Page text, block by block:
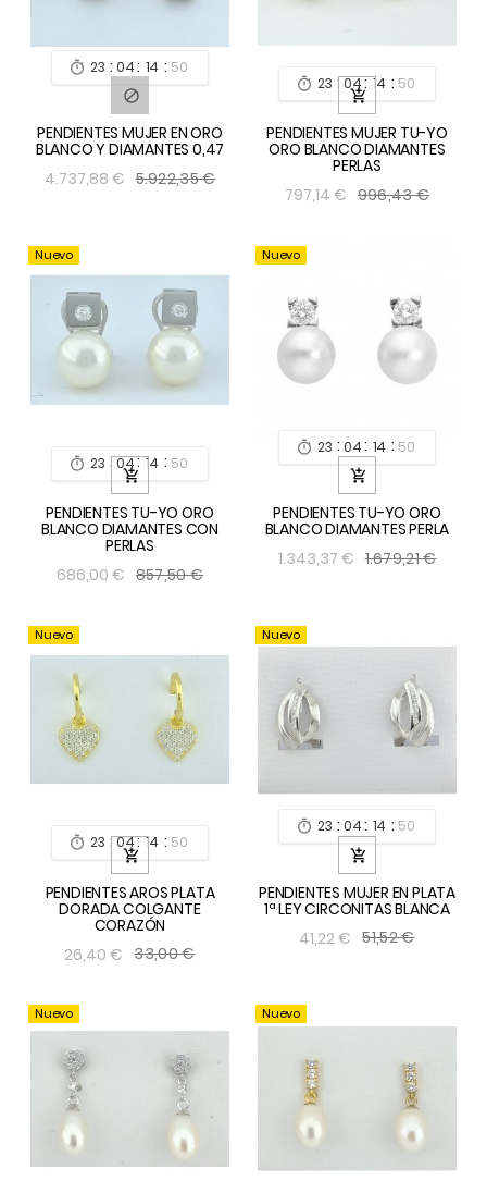
 23 : 04: 14 : 48

PENDIENTES MUJER EN ORO
BLANCO Y DIAMANTES 0,47
4.737,88 € 5.922,35 €
 23 :04: 14 : 49

PENDIENTES MUJER TU-YO
ORO BLANCO DIAMANTES
PERLAS
797,14 € 996,43 €
Nuevo
 23 :04: 14 : 49

PENDIENTES TU-YO ORO
BLANCO DIAMANTES CON
PERLAS
686,00 € 857,50 €
Nuevo
 23 : 04: 14 : 49

PENDIENTES TU-YO ORO
BLANCO DIAMANTES PERLA
1.343,37 € 1.679,21 €
Nuevo
 23 :04: 14 : 49

PENDIENTES AROS PLATA
DORADA COLGANTE
CORAZÓN
26,40 € 33,00 €
Nuevo
 23 : 04: 14 : 49

PENDIENTES MUJER EN PLATA
1ª LEY CIRCONITAS BLANCA
41,22 € 51,52 €
Nuevo Nuevo